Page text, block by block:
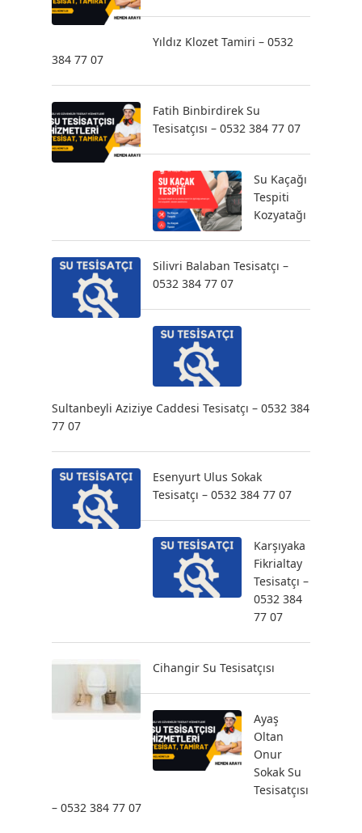
Yıldız Klozet Tamiri – 0532
384 77 07
Fatih Binbirdirek Su
Tesisatçısı – 0532 384 77 07
Su Kaçağı
Tespiti
Kozyatağı
Silivri Balaban Tesisatçı –
0532 384 77 07
Sultanbeyli Aziziye Caddesi Tesisatçı – 0532 384
77 07
Esenyurt Ulus Sokak
Tesisatçı – 0532 384 77 07
Karşıyaka
Fikrialtay
Tesisatçı –
0532 384
77 07
Cihangir Su Tesisatçısı
Ayaş
Oltan
Onur
Sokak Su
Tesisatçısı
– 0532 384 77 07